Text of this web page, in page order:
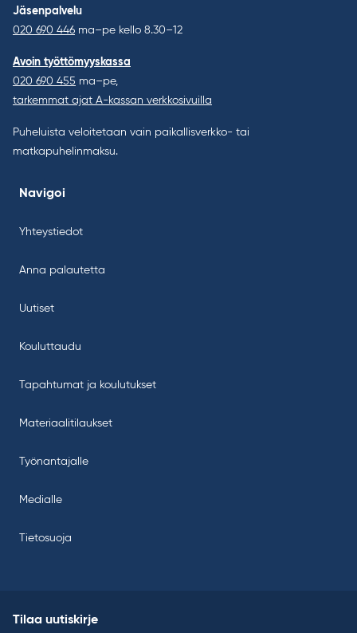
Jäsenpalvelu
020 690 446 ma–pe kello 8.30–12
Avoin työttömyyskassa
020 690 455 ma–pe,
tarkemmat ajat A-kassan verkkosivuilla
Puheluista veloitetaan vain paikallisverkko- tai
matkapuhelinmaksu.
Navigoi
Yhteystiedot
Anna palautetta
Uutiset
Kouluttaudu
Tapahtumat ja koulutukset
Materiaalitilaukset
Työnantajalle
Medialle
Tietosuoja
Tilaa uutiskirje